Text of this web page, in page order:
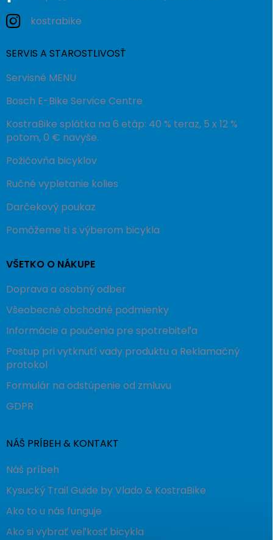
kostrabike
SERVIS A STAROSTLIVOSŤ
Servisné MENU
Bosch E-Bike Service Centre
KostraBike splátka na 6 etáp: 40 % teraz, 5 x 12 %
potom, 0 € navyše.
Požičovňa bicyklov
Ručné vypletanie kolies
Darčekový poukaz
Pomôžeme ti s výberom bicykla
VŠETKO O NÁKUPE
Doprava a osobný odber
Všeobecné obchodné podmienky
Informácie a poučenia pre spotrebiteľa
Postup pri vytknutí vady produktu a Reklamačný
protokol
Formulár na odstúpenie od zmluvu
GDPR
NÁŠ PRÍBEH & KONTAKT
Náš príbeh
Kysucký Trail Guide by Vlado & KostraBike
Ako to u nás funguje
Ako si vybrať veľkosť bicykla